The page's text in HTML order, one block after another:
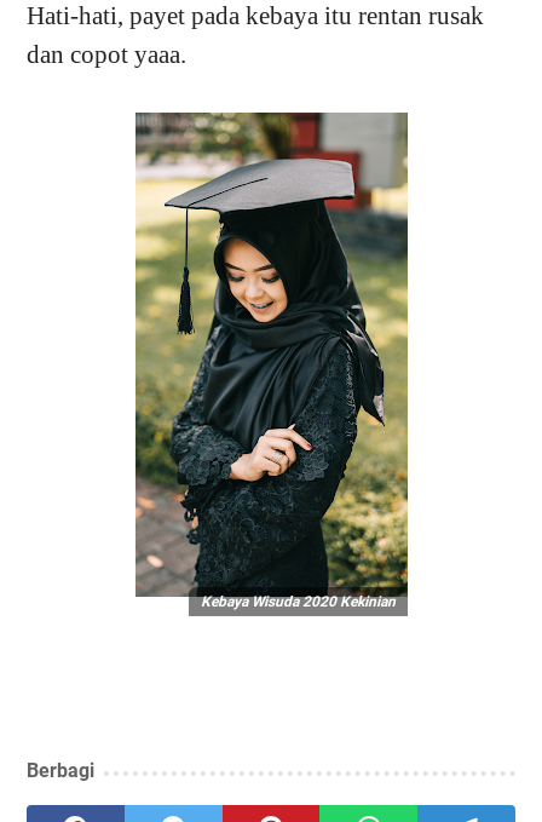
Hati-hati, payet pada kebaya itu rentan rusak
dan copot yaaa.
Kebaya Wisuda 2020 Kekinian
Berbagi